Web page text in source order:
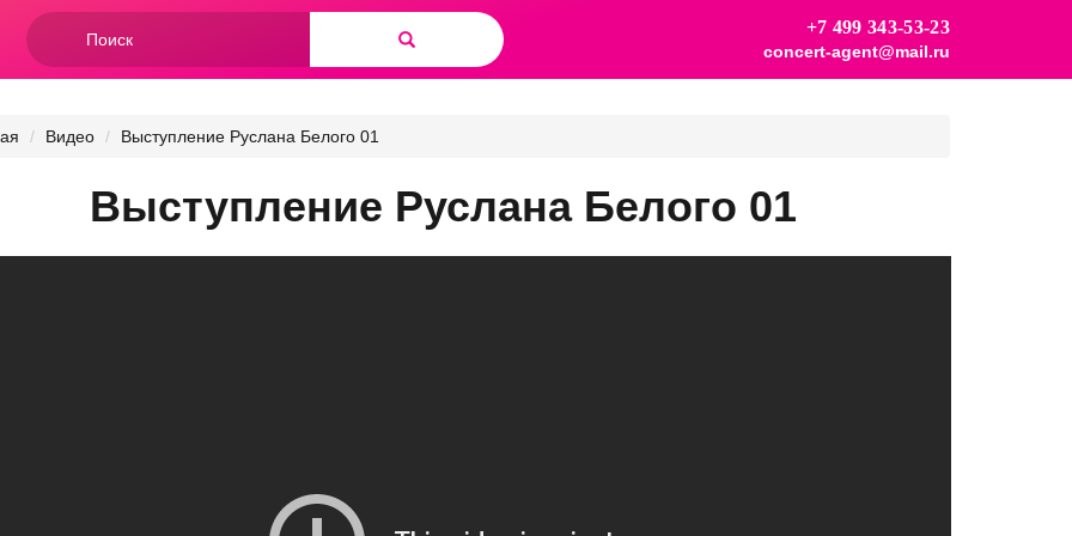
Форма
поиска
+7 499 343-53-23
concert-agent@mail.ru
Видео Выступление Руслана Белого 01
Выступление Руслана Белого 01